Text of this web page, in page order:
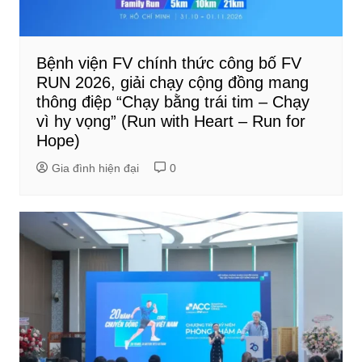
Bệnh viện FV chính thức công bố FV
RUN 2026, giải chạy cộng đồng mang
thông điệp “Chạy bằng trái tim – Chạy
vì hy vọng” (Run with Heart – Run for
Hope)
Gia đình hiện đại 0